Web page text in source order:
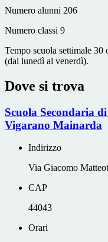
Numero alunni 206
Numero classi 9
Tempo scuola settimale
(dal lunedì al venerdì).
Dove si trova
Scuola Secondaria
Vigarano Mainarda
Indirizzo
Via Giacomo
CAP
44043
Orari